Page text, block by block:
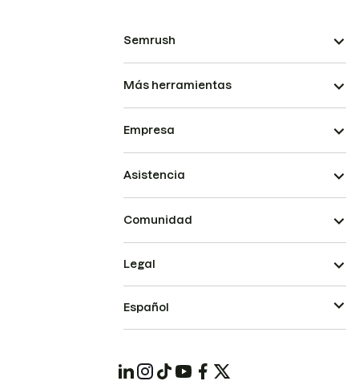
Semrush
Más herramientas
Empresa
Asistencia
Comunidad
Legal
Español